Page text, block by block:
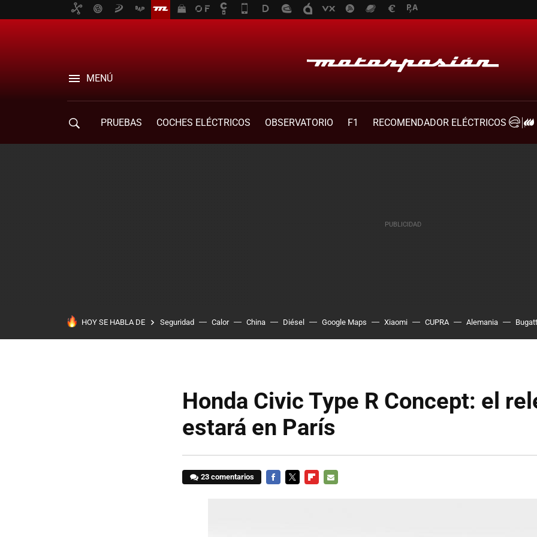
MENÚ
PRUEBAS COCHES ELÉCTRICOS OBSERVATORIO F1
RECOMENDADOR ELÉCTRICOS
HOY SE HABLA DE Seguridad Calor China Diésel Google Maps Xiaomi CUPRA Alemania
Honda Civic Type R Concept: el
estará en París
23 comentarios